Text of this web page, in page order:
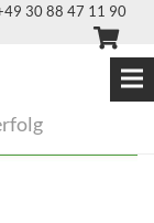
30 88 47 11 90